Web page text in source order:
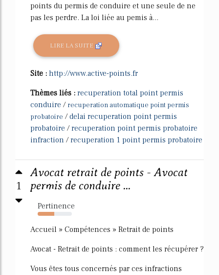
points du permis de conduire et une seule de ne
pas les perdre. La loi liée au pemis à...
LIRE LA SUITE
Site : http://www.active-points.fr
Thèmes liés : recuperation total point permis
conduire / recuperation automatique point permis
probatoire /delai recuperation point permis
probatoire /recuperation point permis probatoire
infraction /recuperation 1 point permis probatoire
1
Avocat retrait de points - Avocat
permis de conduire ...
Pertinence
49%
Accueil » Compétences » Retrait de points
Avocat - Retrait de points : comment les récupérer ?
Vous êtes tous concernés par ces infractions